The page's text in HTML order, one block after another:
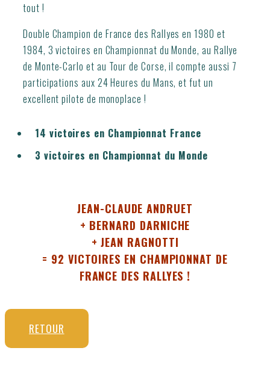
tout !
Double Champion de France des Rallyes en 1980 et
1984, 3 victoires en Championnat du Monde, au Rallye
de Monte-Carlo et au Tour de Corse, il compte aussi 7
participations aux 24 Heures du Mans, et fut un
excellent pilote de monoplace !
14 victoires en Championnat France
3 victoires en Championnat du Monde
JEAN-CLAUDE ANDRUET
+ BERNARD DARNICHE
+ JEAN RAGNOTTI
= 92 VICTOIRES EN CHAMPIONNAT DE
FRANCE DES RALLYES !
RETOUR